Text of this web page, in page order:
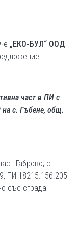
„ЕКО-БУЛ“ ООД
част в ПИ с
с. Гъбене, общ.
Габрово, с.
ПИ 18215.156.205
със сграда